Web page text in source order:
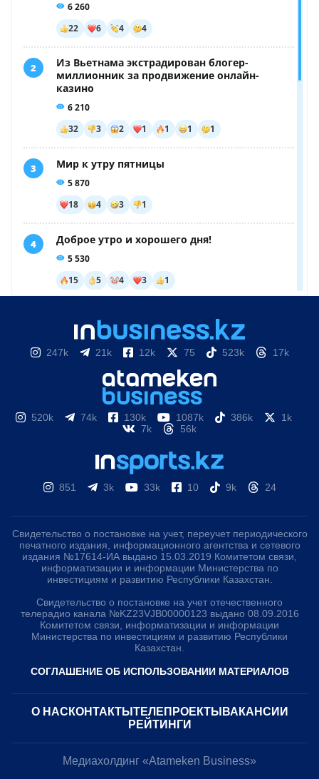
247k 21k 12k 75 523k 17k
520k 74k 130k 1087k 386k
1k
7k
56k
851 3k 33k 10 9k 24
Свидетельство о постановке на учет, переучет периодического
печатного издания, информационного агентства и сетевого
издания №17614-ИА выдано 15.03.2019 Комитетом связи,
информатизации и информации Министерства по
инвестициям и развитию Республики Казахстан.
Свидетельство о постановке на учет отечественного
телерадио канала №KZ23VJB00000123 выдано 08.09.2016
Комитетом связи, информатизации и информации
Министерства по инвестициям и развитию Республики
Казахстан.
СОГЛАШЕНИЕ ОБ ИСПОЛЬЗОВАНИИ МАТЕРИАЛОВ
О НАС КОНТАКТЫ ТЕЛЕПРОЕКТЫ ВАКАНСИИ
РЕЙТИНГИ
Медиахолдинг «Atameken Business»